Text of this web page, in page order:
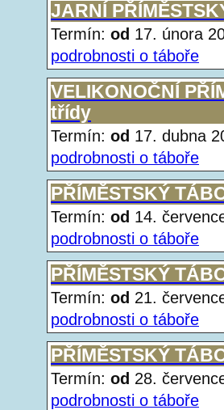
JARNÍ
Termín: od 17. února
podrobnosti o táboře
VELIKONOČNÍ
třídy
Termín: od 17. dubna
podrobnosti o táboře
PŘÍMĚSTSKÝ
Termín: od 14.
podrobnosti o táboře
PŘÍMĚSTSKÝ
Termín: od 21.
podrobnosti o táboře
PŘÍMĚSTSKÝ
Termín: od 28.
podrobnosti o táboře